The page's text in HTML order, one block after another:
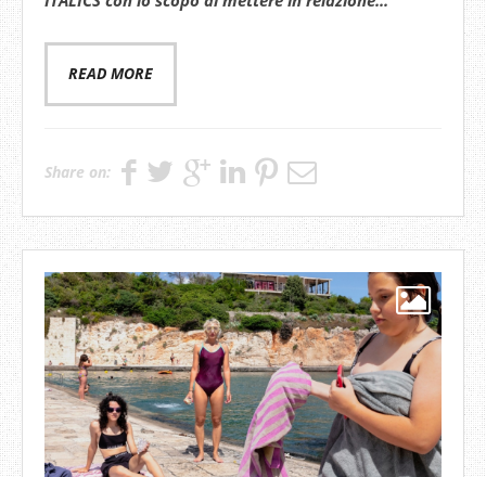
READ MORE
Share on: